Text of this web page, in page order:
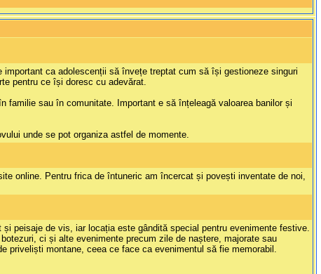
ca adolescenții să învețe treptat cum să își gestioneze singuri
pentru ce își doresc cu adevărat.
sau în comunitate. Important e să înțeleagă valoarea banilor și
unde se pot organiza astfel de momente.
online. Pentru frica de întuneric am încercat și povești inventate de noi,
peisaje de vis, iar locația este gândită special pentru evenimente festive.
ci și alte evenimente precum zile de naștere, majorate sau
priveliști montane, ceea ce face ca evenimentul să fie memorabil.